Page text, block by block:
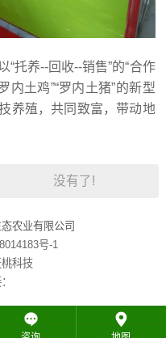
“托养--回收--销售”的“合作
内土鸡”“罗内土猪”的新型
养殖，共同致富，带动地
没有了!
农业有限公司
号-1
科技